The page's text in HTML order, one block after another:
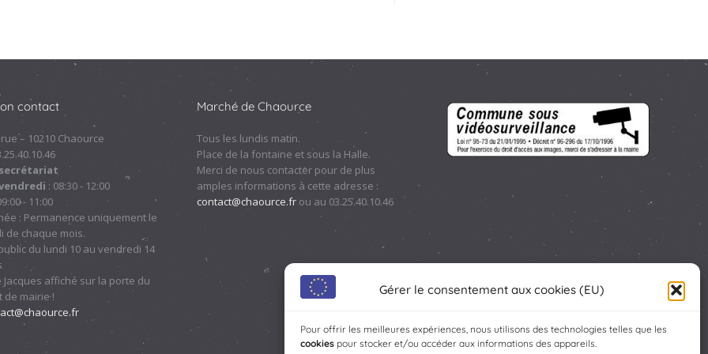
Gérer le consentement aux cookies (EU)
Pour offrir les meilleures expériences, nous utilisons des technologies telles que les
cookies pour stocker et/ou accéder aux informations des appareils.
contact
– 10210 Chaource
: 08:30 - 12:00
- 11:00
: Permanence uniquement le
de chaque mois.
du lundi 10 au vendredi 14
Jacques affiché sur la porte du
de mairie !
Marché de Chaource
Tous les lundis matin.
Place de la fontaine et sous la Halle.
Merci de nous contacter pour de plus
amples informations à cette adresse :
contact@chaource.fr ou au 03.25.40.10.46